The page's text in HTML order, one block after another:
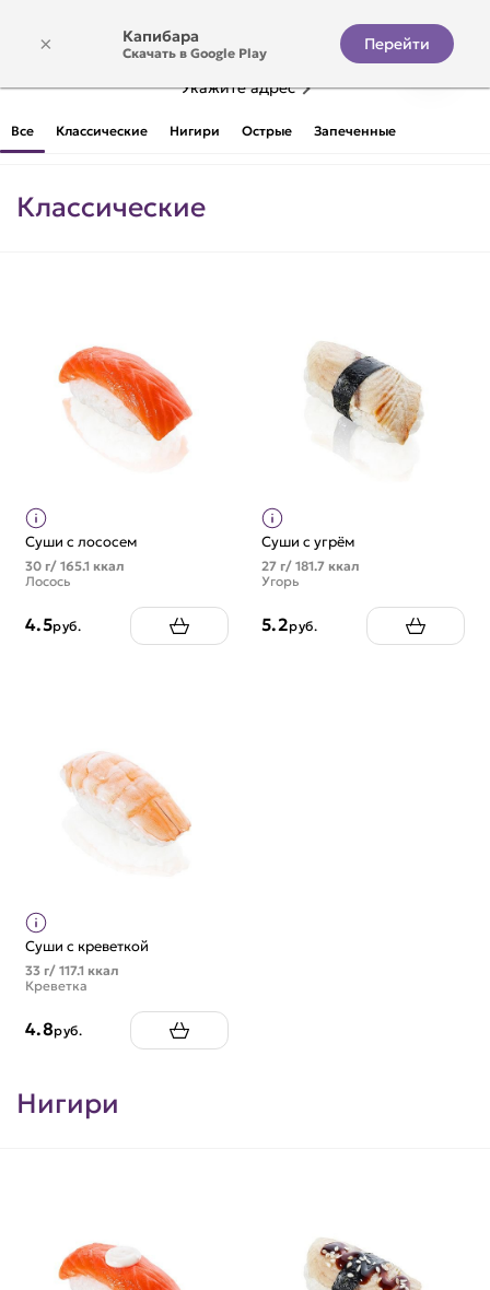
Укажите адрес
Все Классические Нигири Острые Запеченные
Суши
Классические
Суши с лососем
30 г/ 165.1 ккал
Лосось
4.5руб.
Суши с угрём
27 г/ 181.7 ккал
Угорь
5.2руб.
Суши с креветкой
33 г/ 117.1 ккал
Креветка
4.8руб.
Нигири
× Капибара
Скачать в Google Play Перейти